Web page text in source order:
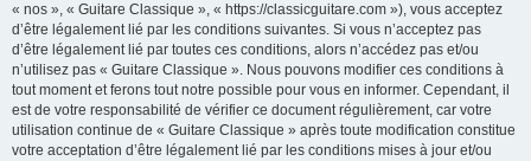
« nos », « Guitare Classique », « https://classicguitare.com »), vous acceptez
d’être légalement lié par les conditions suivantes. Si vous n’acceptez pas
d’être légalement lié par toutes ces conditions, alors n’accédez pas et/ou
n’utilisez pas « Guitare Classique ». Nous pouvons modifier ces conditions à
tout moment et ferons tout notre possible pour vous en informer. Cependant, il
est de votre responsabilité de vérifier ce document régulièrement, car votre
utilisation continue de « Guitare Classique » après toute modification constitue
votre acceptation d’être légalement lié par les conditions mises à jour et/ou